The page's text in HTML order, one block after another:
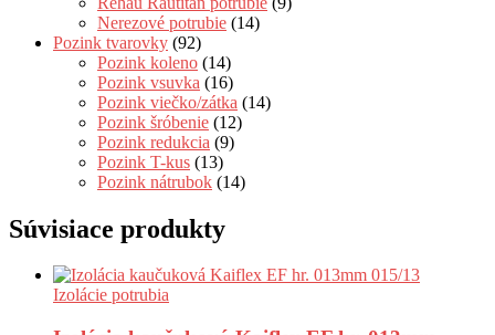
Nerezové potrubie (14)
Pozink tvarovky (92)
Pozink koleno (14)
Pozink vsuvka (16)
Pozink viečko/zátka (14)
Pozink šróbenie (12)
Pozink redukcia (9)
Pozink T-kus (13)
Pozink nátrubok (14)
Súvisiace produkty
Izolácie potrubia